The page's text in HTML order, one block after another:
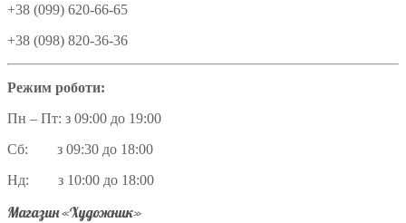
+38 (099) 620-66-65
+38 (098) 820-36-36
Режим роботи:
Пн – Пт: з 09:00 до 19:00
Сб: з 09:30 до 18:00
Нд: з 10:00 до 18:00
Магазин «Художник»